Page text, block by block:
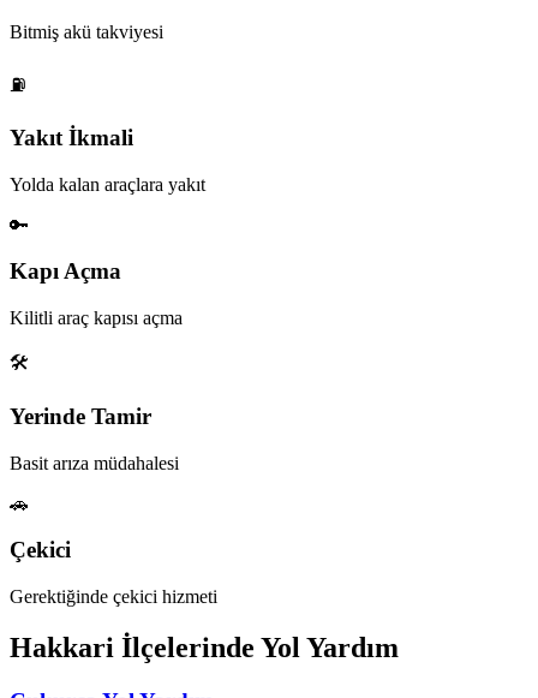
Bitmiş akü takviyesi
⛽
Yakıt İkmali
Yolda kalan araçlara yakıt
🔑
Kapı Açma
Kilitli araç kapısı açma
🛠️
Yerinde Tamir
Basit arıza müdahalesi
🚗
Çekici
Gerektiğinde çekici hizmeti
Hakkari İlçelerinde Yol Yardım